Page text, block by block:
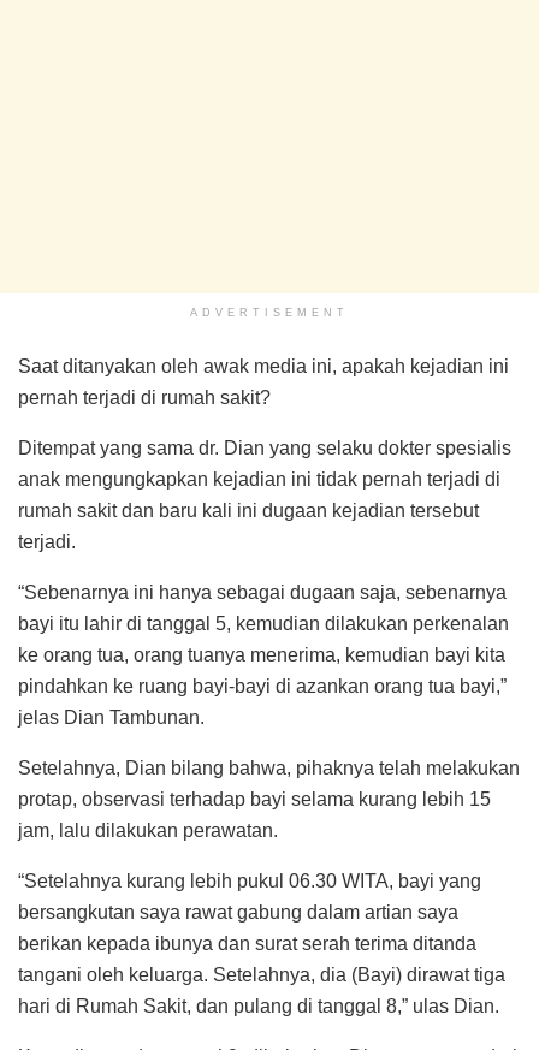
ADVERTISEMENT
Saat ditanyakan oleh awak media ini, apakah kejadian ini
pernah terjadi di rumah sakit?
Ditempat yang sama dr. Dian yang selaku dokter spesialis
anak mengungkapkan kejadian ini tidak pernah terjadi di
rumah sakit dan baru kali ini dugaan kejadian tersebut
terjadi.
“Sebenarnya ini hanya sebagai dugaan saja, sebenarnya
bayi itu lahir di tanggal 5, kemudian dilakukan perkenalan
ke orang tua, orang tuanya menerima, kemudian bayi kita
pindahkan ke ruang bayi-bayi di azankan orang tua bayi,”
jelas Dian Tambunan.
Setelahnya, Dian bilang bahwa, pihaknya telah melakukan
protap, observasi terhadap bayi selama kurang lebih 15
jam, lalu dilakukan perawatan.
“Setelahnya kurang lebih pukul 06.30 WITA, bayi yang
bersangkutan saya rawat gabung dalam artian saya
berikan kepada ibunya dan surat serah terima ditanda
tangani oleh keluarga. Setelahnya, dia (Bayi) dirawat tiga
hari di Rumah Sakit, dan pulang di tanggal 8,” ulas Dian.